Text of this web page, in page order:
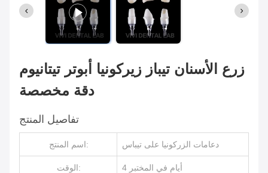
زرع الأسنان تيباز زيركونيا أبوتر تيتانيوم
دقة مخصصة
تفاصيل المنتج
اسم المنتج: دعامات الزركونيا على تيباس
الوقت: 4 أيام في المختبر